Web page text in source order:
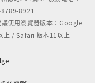
8921
使用瀏覽器版本：Google
上 / Safari 版本11以上